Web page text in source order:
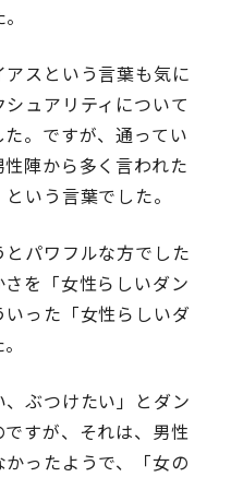
スという言葉も気に
ュアリティについて
。ですが、通ってい
陣から多く言われた
いう言葉でした。
パワフルな方でした
を「女性らしいダン
った「女性らしいダ
、ぶつけたい」とダン
すが、それは、男性
ったようで、「女の